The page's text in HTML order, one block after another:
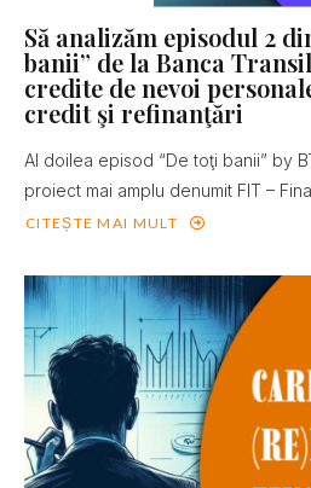
Să analizăm episodul 2
banii” de la Banca
credite de nevoi
credit şi refinanţări
Al doilea episod “De toţi banii” by
proiect mai amplu denumit FIT –
CITEȘTE MAI MULT